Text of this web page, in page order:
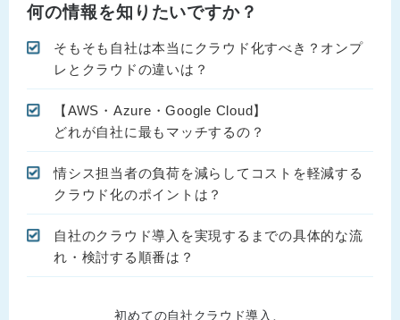
何の情報を知りたいですか？
そもそも自社は本当にクラウド化すべき？オンプ
レとクラウドの違いは？
【AWS・Azure・Google Cloud】
どれが自社に最もマッチするの？
情シス担当者の負荷を減らしてコストを軽減する
クラウド化のポイントは？
自社のクラウド導入を実現するまでの具体的な流
れ・検討する順番は？
初めての自社クラウド導入、